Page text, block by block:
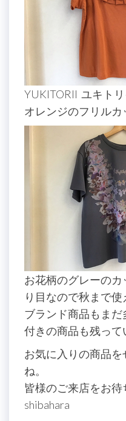
YUKITORII ユキトリ
オレンジのフリルカ
お花柄のグレーの
り目なので秋まで使
ブランド商品もま
付きの商品も残って
お気に入りの商品
ね。
皆様のご来店をお待
shibahara